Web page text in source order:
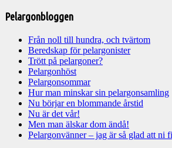
Pelargonbloggen
Från noll till hundra, och tvärtom
Beredskap för pelargonister
Trött på pelargoner?
Pelargonhöst
Pelargonsommar
Hur man minskar sin pelargonsamling
Nu börjar en blommande årstid
Nu är det vår!
Men man älskar dom ändå!
Pelargonvänner – jag är så glad att ni